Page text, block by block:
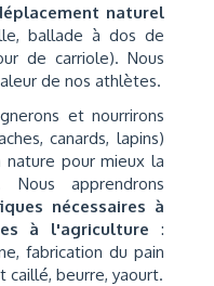
naturel
ballade à dos de
de carriole). Nous
de nos athlètes.
et nourrirons
canards, lapins)
pour mieux la
apprendrons
nécessaires à
à l'agriculture :
fabrication du pain
caillé, beurre, yaourt.